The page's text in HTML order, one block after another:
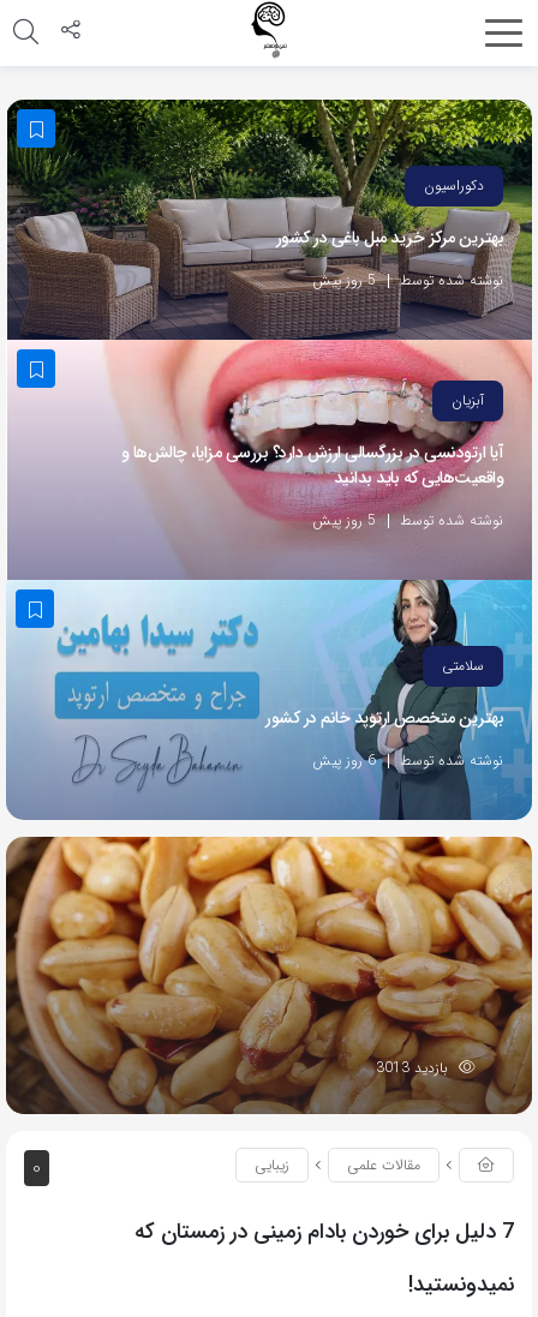
اشتراک
با
استفاده
از
روش‌های
زیر
می‌توانید
این
صفحه
دوستان
خود
اشتراک
بگذارید.
کپی
لینک
دکوراسیون
بهترین مرکز خرید مبل باغی در کشور
نوشته شده توسط 5 روز پیش
آبزیان
آیا ارتودنسی در بزرگسالی ارزش دارد؟ بررسی مزایا، چالش‌ها و
واقعیت‌هایی که باید بدانید
نوشته شده توسط 5 روز پیش
سلامتی
بهترین متخصص ارتوپد خانم در کشور
نوشته شده توسط 6 روز پیش
بازدید 3013
0 مقالات علمی زیبایی
7 دلیل برای خوردن بادام زمینی در زمستان که
نمیدونستید!